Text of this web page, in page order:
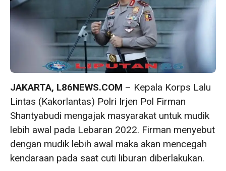
JAKARTA, L86NEWS.COM – Kepala Korps Lalu
Lintas (Kakorlantas) Polri Irjen Pol Firman
Shantyabudi mengajak masyarakat untuk mudik
lebih awal pada Lebaran 2022. Firman menyebut
dengan mudik lebih awal maka akan mencegah
kendaraan pada saat cuti liburan diberlakukan.